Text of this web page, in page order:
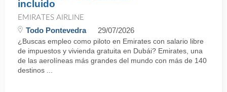
incluido
EMIRATES AIRLINE
Todo Pontevedra 29/07/2026
¿Buscas empleo como piloto en Emirates con salario libre
de impuestos y vivienda gratuita en Dubái? Emirates, una
de las aerolíneas más grandes del mundo con más de 140
destinos ...